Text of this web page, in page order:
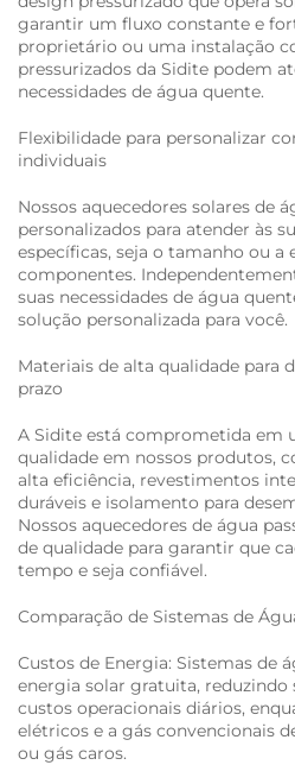
garantir um fluxo constante e
proprietário ou uma instalação
pressurizados da Sidite podem
necessidades de água quente.
Flexibilidade para personalizar
individuais
Nossos aquecedores solares de
personalizados para atender às
específicas, seja o tamanho ou a
componentes.
suas necessidades de água
solução personalizada para você.
Materiais de alta qualidade para
prazo
A Sidite está comprometida em
qualidade em nossos produtos,
alta eficiência, revestimentos
duráveis e isolamento para
Nossos aquecedores de água
de qualidade para garantir que
tempo e seja confiável.
Comparação de Sistemas de
Custos de Energia: Sistemas de
energia solar gratuita,
custos operacionais diários,
elétricos e a gás convencionais
ou gás caros.